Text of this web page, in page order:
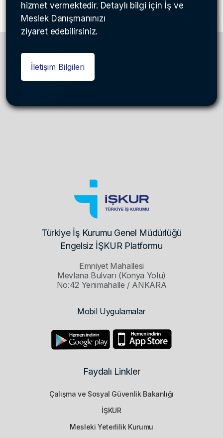
hizmet vermektedir. Detaylı bilgi için İş ve
Meslek Danışmanınızı
ziyaret edebilirsiniz.
İletişim Bilgileri
Türkiye İş Kurumu Genel Müdürlüğü
Engelsiz İŞKUR Platformu
Emniyet Mahallesi
Mevlana Bulvarı (Konya Yolu)
No:42 Yenimahalle / ANKARA
Mobil Uygulamalar
Faydalı Linkler
Çalışma ve Sosyal Güvenlik Bakanlığı
İŞKUR
Mesleki Yeterlilik Kurumu